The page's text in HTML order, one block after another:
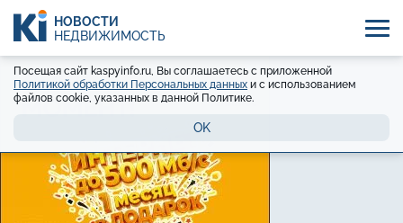
НОВОСТИ
НЕДВИЖИМОСТЬ
Посещая сайт kaspyinfo.ru, Вы соглашаетесь с приложенной
Политикой обработки Персональных данных и с использованием
файлов cookie, указанных в данной Политике.
OK